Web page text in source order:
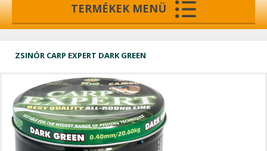
TERMÉKEK MENÜ
ZSINÓR CARP EXPERT DARK GREEN